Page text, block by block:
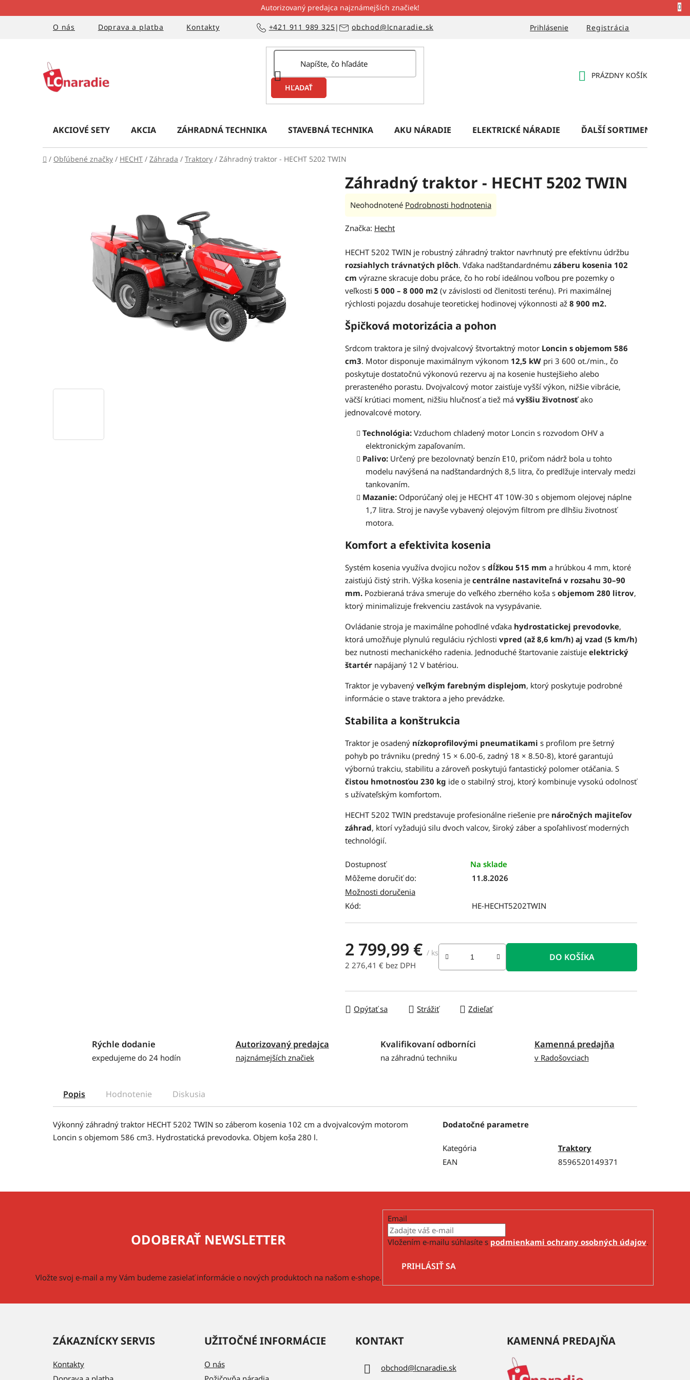
na
Autorizovaný predajca najznámejších značiek!
O nás
Doprava a platba Kontakty Prihlásenie Registrácia
+421 911 989 325| obchod@lcnaradie.sk
HĽADAŤ
PRÁZDNY KOŠÍK
AKCIOVÉ SETY AKCIA ZÁHRADNÁ TECHNIKA STAVEBNÁ TECHNIKA AKU NÁRADIE ELEKTRICKÉ NÁRADIE ĎALŠÍ SORTIMENT
Domov
/ Obľúbené značky / HECHT / Záhrada / Traktory / Záhradný traktor - HECHT 5202 TWIN
Záhradný traktor - HECHT 5202 TWIN
Priemerné
produktu
0,0
z
5
hviezdičiek.
Neohodnotené Podrobnosti hodnotenia
Značka: Hecht
HECHT 5202 TWIN je robustný záhradný traktor navrhnutý pre efektívnu údržbu
rozsiahlych trávnatých plôch. Vďaka nadštandardnému záberu kosenia 102
cm výrazne skracuje dobu práce, čo ho robí ideálnou voľbou pre pozemky o
veľkosti 5 000 – 8 000 m2 (v závislosti od členitosti terénu). Pri maximálnej
rýchlosti pojazdu dosahuje teoretickej hodinovej výkonnosti až 8 900 m2.
Špičková motorizácia a pohon
Srdcom traktora je silný dvojvalcový štvortaktný motor Loncin s objemom 586
cm3. Motor disponuje maximálnym výkonom 12,5 kW pri 3 600 ot./min., čo
poskytuje dostatočnú výkonovú rezervu aj na kosenie hustejšieho alebo
prerasteného porastu. Dvojvalcový motor zaisťuje vyšší výkon, nižšie vibrácie,
väčší krútiaci moment, nižšiu hlučnosť a tiež má vyššiu životnosťako
jednovalcové motory.
Technológia: Vzduchom chladený motor Loncin s rozvodom OHV a
elektronickým zapaľovaním.
Palivo: Určený pre bezolovnatý benzín E10, pričom nádrž bola u tohto
modelu navýšená na nadštandardných 8,5 litra, čo predlžuje intervaly medzi
tankovaním.
Mazanie: Odporúčaný olej je HECHT 4T 10W-30 s objemom olejovej náplne
1,7 litra. Stroj je navyše vybavený olejovým filtrom pre dlhšiu životnosť
motora.
Komfort a efektivita kosenia
Systém kosenia využíva dvojicu nožov s dĺžkou 515 mm a hrúbkou 4 mm, ktoré
zaisťujú čistý strih. Výška kosenia je centrálne nastaviteľná v rozsahu 30–90
mm. Pozbieraná tráva smeruje do veľkého zberného koša s objemom 280 litrov,
ktorý minimalizuje frekvenciu zastávok na vysypávanie.
Ovládanie stroja je maximálne pohodlné vďaka hydrostatickej prevodovke,
ktorá umožňuje plynulú reguláciu rýchlosti vpred (až 8,6 km/h) aj vzad (5 km/h)
bez nutnosti mechanického radenia. Jednoduché štartovanie zaisťuje elektrický
štartér napájaný 12 V batériou.
Traktor je vybavený veľkým farebným displejom, ktorý poskytuje podrobné
informácie o stave traktora a jeho prevádzke.
Stabilita a konštrukcia
Traktor je osadený nízkoprofilovými pneumatikami s profilom pre šetrný
pohyb po trávniku (predný 15 × 6.00-6, zadný 18 × 8.50-8), ktoré garantujú
výbornú trakciu, stabilitu a zároveň poskytujú fantastický polomer otáčania. S
čistou hmotnosťou 230 kg ide o stabilný stroj, ktorý kombinuje vysokú odolnosť
s užívateľským komfortom.
HECHT 5202 TWIN predstavuje profesionálne riešenie pre náročných majiteľov
záhrad, ktorí vyžadujú silu dvoch valcov, široký záber a spoľahlivosť moderných
technológií.
Dostupnosť
Na sklade
Môžeme doručiť do:
11.8.2026
Možnosti doručenia
Kód:
HE-HECHT5202TWIN
2 799,99 € / ks
2 276,41 € bez DPH
DO KOŠÍKA
Opýtať sa Strážiť Zdieľať
Rýchle dodanie
expedujeme do 24 hodín
Autorizovaný predajca
najznámejších značiek
Kvalifikovaní odborníci
na záhradnú techniku
Kamenná predajňa
v Radošovciach
Popis Hodnotenie Diskusia
Výkonný záhradný traktor HECHT 5202 TWIN so záberom kosenia 102 cm a dvojvalcovým motorom
Loncin s objemom 586 cm3. Hydrostatická prevodovka. Objem koša 280 l.
Dodatočné parametre
Kategória
Traktory
EAN
8596520149371
ODOBERAŤ NEWSLETTER
Vložte svoj e-mail a my Vám budeme zasielať informácie o nových produktoch na našom e-shope.
Email
Vložením e-mailu súhlasíte s podmienkami ochrany osobných údajov.
PRIHLÁSIŤ SA
ZÁKAZNÍCKY SERVIS
Kontakty
UŽITOČNÉ INFORMÁCIE
O nás
KONTAKT
obchod@lcnaradie.sk
KAMENNÁ PREDAJŇA